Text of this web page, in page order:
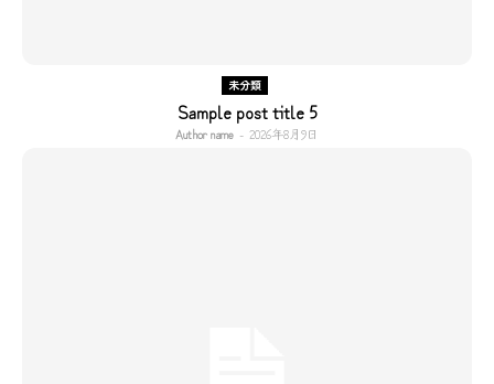
未分類
Sample post title 5
Author name - 2026年8月9日